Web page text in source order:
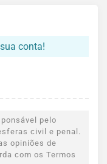
conta!
pelo
civil e penal.
opiniões de
com os Termos